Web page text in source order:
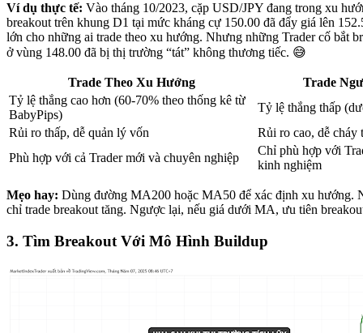
Ví dụ thực tế: Vào tháng 10/2023, cặp USD/JPY đang trong xu
breakout trên khung D1 tại mức kháng cự 150.00 đã đẩy giá lên
lớn cho những ai trade theo xu hướng. Nhưng những Trader cố bắt
ở vùng 148.00 đã bị thị trường “tát” không thương tiếc. 😅
Trade Theo Xu Hướng
Trade
Tỷ lệ thắng cao hơn (60-70% theo thống kê từ
BabyPips)
Tỷ lệ thắng thấp
Rủi ro thấp, dễ quản lý vốn
Rủi ro cao, dễ cháy
Phù hợp với cả Trader mới và chuyên nghiệp
Chỉ phù hợp với
kinh nghiệm
Mẹo hay: Dùng đường MA200 hoặc MA50 để xác định xu hướng.
chỉ trade breakout tăng. Ngược lại, nếu giá dưới MA, ưu tiên
3. Tìm Breakout Với Mô Hình Buildup